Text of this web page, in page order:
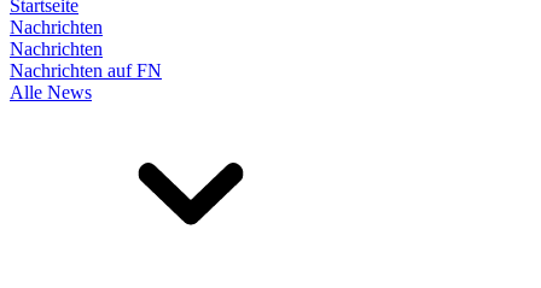
Startseite
Nachrichten
Nachrichten
Nachrichten auf FN
Alle News